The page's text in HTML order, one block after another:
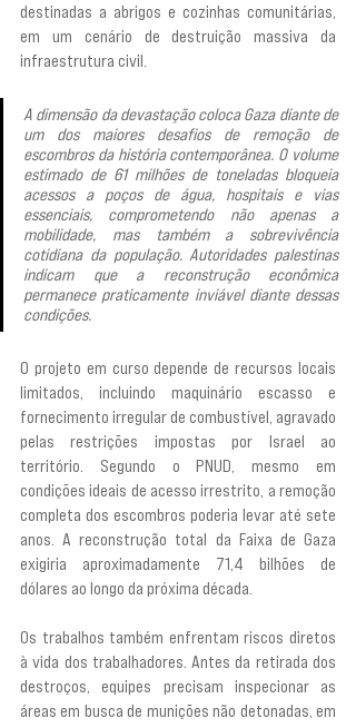
destinadas a abrigos e cozinhas comunitárias,
em um cenário de destruição massiva da
infraestrutura civil.
A dimensão da devastação coloca Gaza diante de
um dos maiores desafios de remoção de
escombros da história contemporânea. O volume
estimado de 61 milhões de toneladas bloqueia
acessos a poços de água, hospitais e vias
essenciais, comprometendo não apenas a
mobilidade, mas também a sobrevivência
cotidiana da população. Autoridades palestinas
indicam que a reconstrução econômica
permanece praticamente inviável diante dessas
condições.
O projeto em curso depende de recursos locais
limitados, incluindo maquinário escasso e
fornecimento irregular de combustível, agravado
pelas restrições impostas por Israel ao
território. Segundo o PNUD, mesmo em
condições ideais de acesso irrestrito, a remoção
completa dos escombros poderia levar até sete
anos. A reconstrução total da Faixa de Gaza
exigiria aproximadamente 71,4 bilhões de
dólares ao longo da próxima década.
Os trabalhos também enfrentam riscos diretos
à vida dos trabalhadores. Antes da retirada dos
destroços, equipes precisam inspecionar as
áreas em busca de munições não detonadas, em